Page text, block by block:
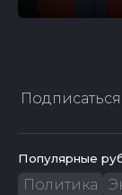
Популярные
Политика